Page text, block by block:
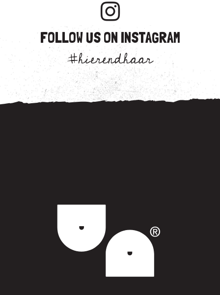
FOLLOW US ON INSTAGRAM
#hierendhaar